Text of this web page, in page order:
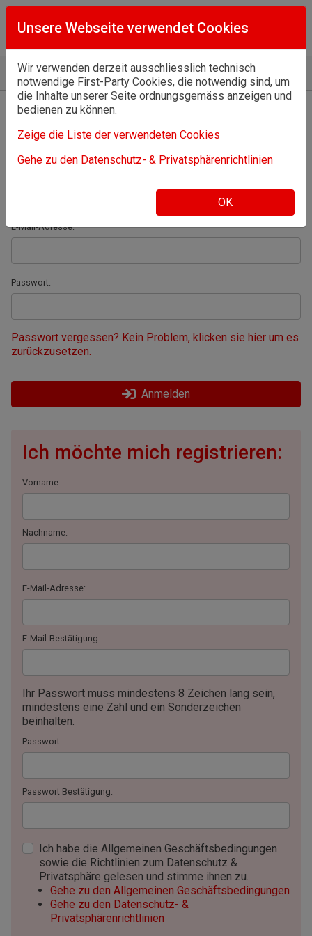
Home Anmelden
Willkommen!
Melden Sie sich an oder registrieren Sie sich.
Ich habe bereits ein Konto:
E-Mail-Adresse:
Passwort:
Passwort vergessen? Kein Problem, klicken sie hier um es
zurückzusetzen.
Anmelden
Ich möchte mich registrieren:
Vorname:
Nachname:
E-Mail-Adresse:
E-Mail-Bestätigung:
Ihr Passwort muss mindestens 8 Zeichen lang sein,
mindestens eine Zahl und ein Sonderzeichen
beinhalten.
Passwort:
Passwort Bestätigung:
Ich habe die Allgemeinen Geschäftsbedingungen
sowie die Richtlinien zum Datenschutz &
Privatsphäre gelesen und stimme ihnen zu.
Gehe zu den Allgemeinen Geschäftsbedingungen
Gehe zu den Datenschutz- &
Privatsphärenrichtlinien
Unsere Webseite verwendet Cookies
Wir verwenden derzeit ausschliesslich technisch
notwendige First-Party Cookies, die notwendig sind, um
die Inhalte unserer Seite ordnungsgemäss anzeigen und
bedienen zu können.
Zeige die Liste der verwendeten Cookies
Gehe zu den Datenschutz- & Privatsphärenrichtlinien
OK